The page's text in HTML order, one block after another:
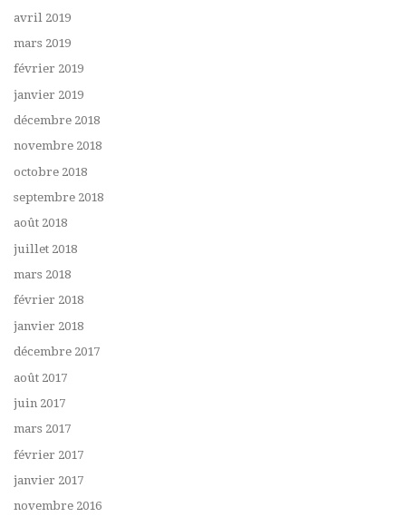
avril 2019
mars 2019
février 2019
janvier 2019
décembre 2018
novembre 2018
octobre 2018
septembre 2018
août 2018
juillet 2018
mars 2018
février 2018
janvier 2018
décembre 2017
août 2017
juin 2017
mars 2017
février 2017
janvier 2017
novembre 2016